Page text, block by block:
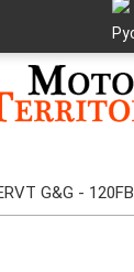
G&G - 120FB